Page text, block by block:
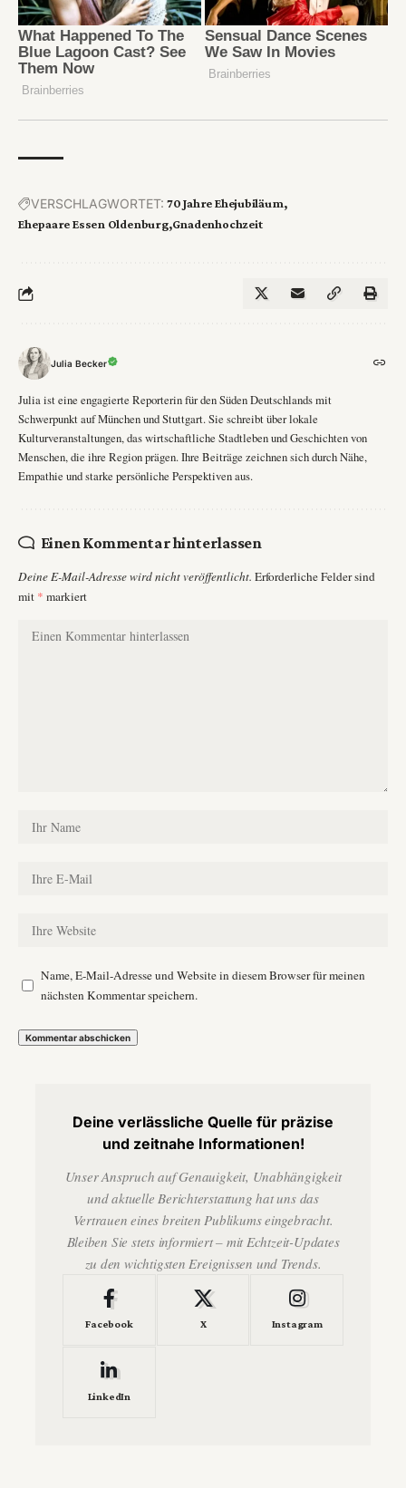
VERSCHLAGWORTET: 70 Jahre Ehejubiläum
Ehepaare Essen Oldenburg Gnadenhochzeit
Julia Becker
Julia ist eine engagierte Reporterin für den Süden Deutschlands mit
Schwerpunkt auf München und Stuttgart. Sie schreibt über lokale
Kulturveranstaltungen, das wirtschaftliche Stadtleben und Geschichten von
Menschen, die ihre Region prägen. Ihre Beiträge zeichnen sich durch Nähe,
Empathie und starke persönliche Perspektiven aus.
Einen Kommentar hinterlassen
Deine E-Mail-Adresse wird nicht veröffentlicht. Erforderliche Felder sind
mit * markiert
Name, E-Mail-Adresse und Website in diesem Browser für meinen
nächsten Kommentar speichern.
Deine verlässliche Quelle für präzise
und zeitnahe Informationen!
Unser Anspruch auf Genauigkeit, Unabhängigkeit
und aktuelle Berichterstattung hat uns das
Vertrauen eines breiten Publikums eingebracht.
Bleiben Sie stets informiert – mit Echtzeit-Updates
zu den wichtigsten Ereignissen und Trends.
Facebook X Instagram
LinkedIn